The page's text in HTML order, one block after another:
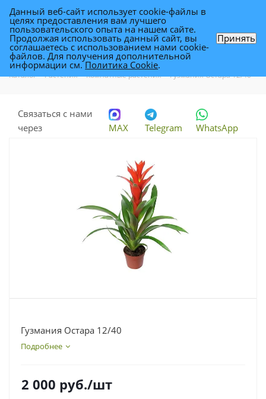
Гузмания Остара 12/40
Каталог - Растения - Комнатные растения - Гузмания Остара 12/40
Связаться с нами
через
MAX Telegram WhatsApp
Гузмания Остара 12/40
Подробнее
2 000 руб./шт
Данный веб-сайт использует cookie-файлы в
целях предоставления вам лучшего
пользовательского опыта на нашем сайте.
Продолжая использовать данный сайт, вы
соглашаетесь с использованием нами cookie-
файлов. Для получения дополнительной
информации см.Политика Cookie.
Принять